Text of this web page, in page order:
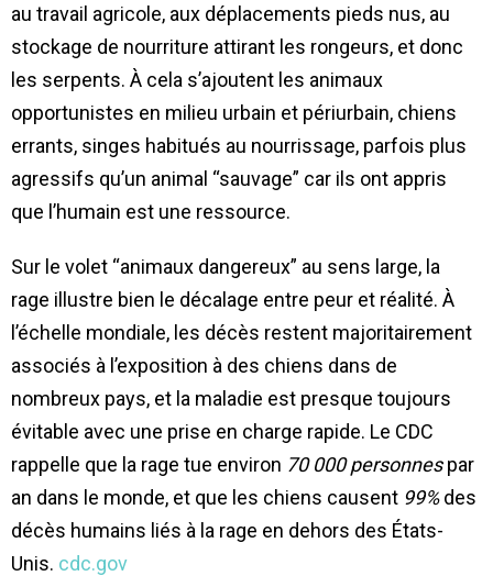
au travail agricole, aux déplacements pieds nus, au
stockage de nourriture attirant les rongeurs, et donc
les serpents. À cela s’ajoutent les animaux
opportunistes en milieu urbain et périurbain, chiens
errants, singes habitués au nourrissage, parfois plus
agressifs qu’un animal “sauvage” car ils ont appris
que l’humain est une ressource.
Sur le volet “animaux dangereux” au sens large, la
rage illustre bien le décalage entre peur et réalité. À
l’échelle mondiale, les décès restent majoritairement
associés à l’exposition à des chiens dans de
nombreux pays, et la maladie est presque toujours
évitable avec une prise en charge rapide. Le CDC
rappelle que la rage tue environ 70 000 personnespar
an dans le monde, et que les chiens causent 99%des
décès humains liés à la rage en dehors des États-
Unis. cdc.gov